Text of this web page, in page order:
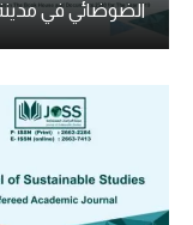
الضوضائي في